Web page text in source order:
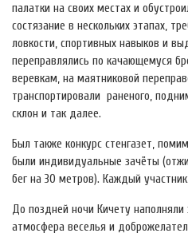
палатки на своих местах и
состязание в нескольких этапах,
ловкости, спортивных навыков и
переправлялись по качающемуся
веревкам, на маятниковой
транспортировали раненого,
склон и так далее.
Был также конкурс стенгазет,
были индивидуальные зачёты
бег на 30 метров). Каждый
До поздней ночи Кичету
атмосфера веселья и